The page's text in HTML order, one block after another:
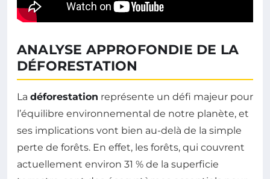
ANALYSE APPROFONDIE DE LA
DÉFORESTATION
La déforestation représente un défi majeur pour
l’équilibre environnemental de notre planète, et
ses implications vont bien au-delà de la simple
perte de forêts. En effet, les forêts, qui couvrent
actuellement environ 31 % de la superficie